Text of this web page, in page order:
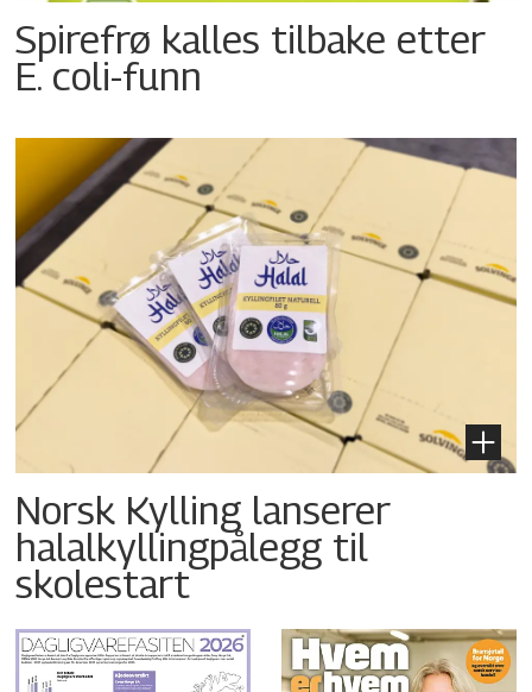
Spirefrø kalles tilbake etter
E. coli-funn
Norsk Kylling lanserer
halalkyllingpålegg til
skolestart